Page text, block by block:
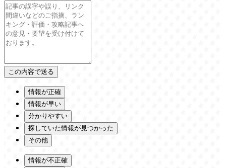
情報が正確
情報が早い
分かりやすい
探していた情報が見つかった
その他
情報が不正確